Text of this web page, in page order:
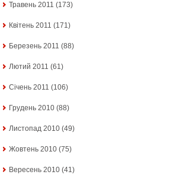
Травень 2011 (173)
Квітень 2011 (171)
Березень 2011 (88)
Лютий 2011 (61)
Січень 2011 (106)
Грудень 2010 (88)
Листопад 2010 (49)
Жовтень 2010 (75)
Вересень 2010 (41)